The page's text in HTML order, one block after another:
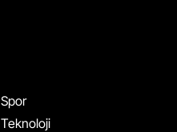
Spor
Teknoloji